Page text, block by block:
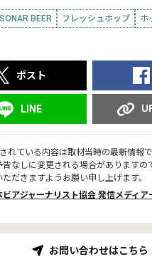
BEER フレッシュホップ ホ
ポスト
LINE
れている内容は取材当時の最新情報
告なしに変更される場合がありますの
だきますようお願い申し上げます。
ビアジャーナリスト協会 発信メディア
お問い合わせはこちら